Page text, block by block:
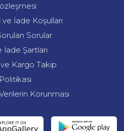
ve İade Koşulları
Sorular
İade Şartları
Kargo Takip
Korunması